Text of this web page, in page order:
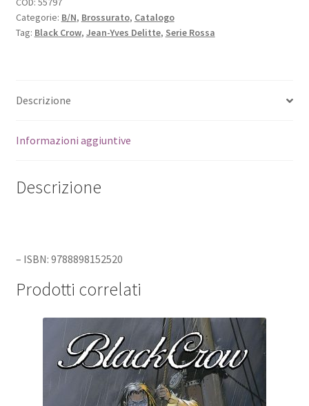
Categorie: B/N, Brossurato, Catalogo
Tag: Black Crow, Jean-Yves Delitte, Serie Rossa
Descrizione
Informazioni aggiuntive
Descrizione
– ISBN: 9788898152520
Prodotti correlati